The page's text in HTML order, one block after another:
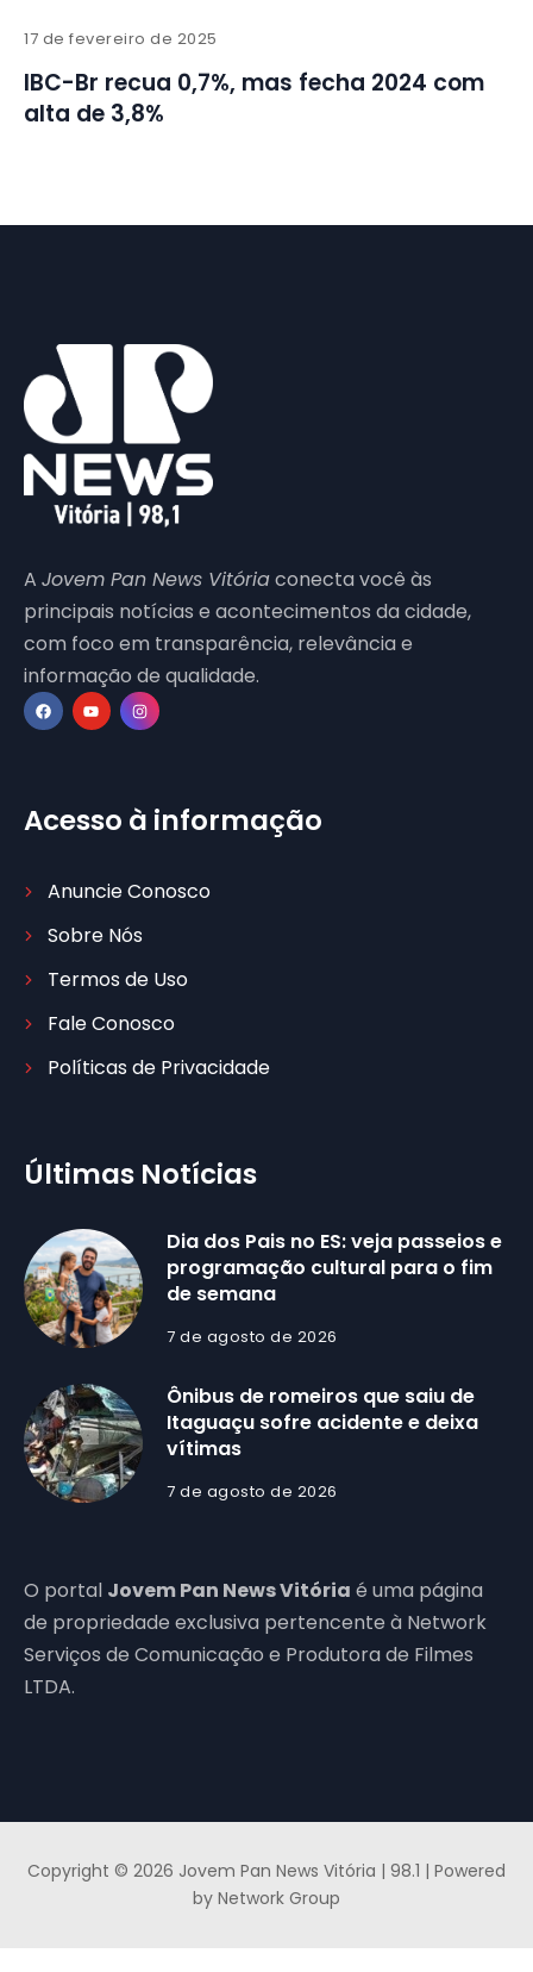
17 de fevereiro de 2025
IBC-Br recua 0,7%, mas fecha 2024 com
alta de 3,8%
A Jovem Pan News Vitóriaconecta você às
principais notícias e acontecimentos da cidade,
com foco em transparência, relevância e
informação de qualidade.
Acesso à informação
Anuncie Conosco
Sobre Nós
Termos de Uso
Fale Conosco
Políticas de Privacidade
Últimas Notícias
Dia dos Pais no ES: veja passeios e
programação cultural para o fim
de semana
7 de agosto de 2026
Ônibus de romeiros que saiu de
Itaguaçu sofre acidente e deixa
vítimas
7 de agosto de 2026
O portal Jovem Pan News Vitória é uma página
de propriedade exclusiva pertencente à Network
Serviços de Comunicação e Produtora de Filmes
LTDA.
Copyright © 2026 Jovem Pan News Vitória | 98.1 | Powered
by Network Group